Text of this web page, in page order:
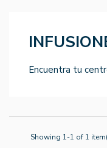
Encuentra tu
Showing 1-1 of 1